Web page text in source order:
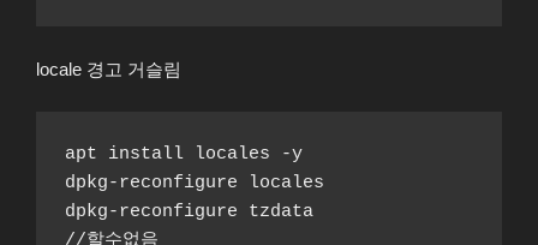
locale 경고 거슬림
apt install locales -y
dpkg-reconfigure locales
dpkg-reconfigure tzdata
//할수없음